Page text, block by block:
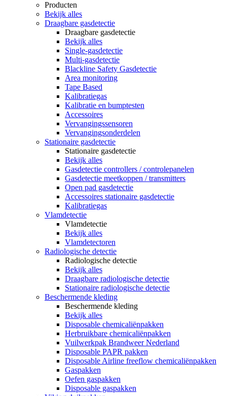
Producten
Bekijk alles
Draagbare gasdetectie
Draagbare gasdetectie
Bekijk alles
Single-gasdetectie
Multi-gasdetectie
Blackline Safety Gasdetectie
Area monitoring
Tape Based
Kalibratiegas
Kalibratie en bumptesten
Accessoires
Vervangingssensoren
Vervangingsonderdelen
Stationaire gasdetectie
Stationaire gasdetectie
Bekijk alles
Gasdetectie controllers / controlepanelen
Gasdetectie meetkoppen / transmitters
Open pad gasdetectie
Accessoires stationaire gasdetectie
Kalibratiegas
Vlamdetectie
Vlamdetectie
Bekijk alles
Vlamdetectoren
Radiologische detectie
Radiologische detectie
Bekijk alles
Draagbare radiologische detectie
Stationaire radiologische detectie
Beschermende kleding
Beschermende kleding
Bekijk alles
Disposable chemicaliënpakken
Herbruikbare chemicaliënpakken
Vuilwerkpak Brandweer Nederland
Disposable PAPR pakken
Disposable Airline freeflow chemicaliënpakken
Gaspakken
Oefen gaspakken
Disposable gaspakken